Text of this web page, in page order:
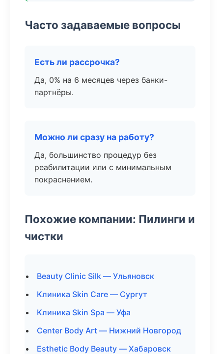
Часто задаваемые вопросы
Есть ли рассрочка?
Да, 0% на 6 месяцев через банки-
партнёры.
Можно ли сразу на работу?
Да, большинство процедур без
реабилитации или с минимальным
покраснением.
Похожие компании: Пилинги и
чистки
Beauty Clinic Silk — Ульяновск
Клиника Skin Care — Сургут
Клиника Skin Spa — Уфа
Center Body Art — Нижний Новгород
Esthetic Body Beauty — Хабаровск